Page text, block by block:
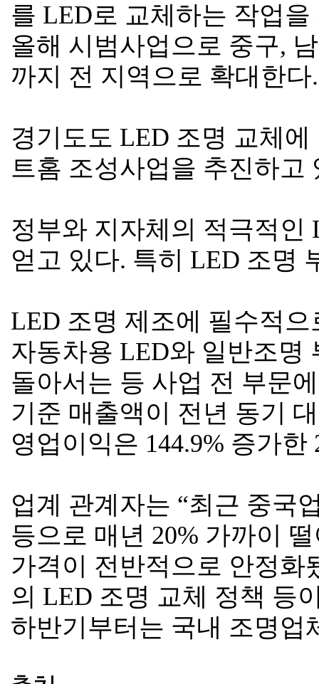
를 LED로 교체하는 작업
올해 시범사업으로 중구,
까지 전 지역으로 확대한다.
경기도도 LED 조명 교체
트홈 조성사업을 추진하고
정부와 지자체의 적극적인
얻고 있다. 특히 LED 조명
LED 조명 제조에 필수적
자동차용 LED와 일반조명
돌아서는 등 사업 전 부문
기준 매출액이 전년 동기
영업이익은 144.9% 증가
업계 관계자는 “최근 중국
등으로 매년 20% 가까이
가격이 전반적으로 안정화
의 LED 조명 교체 정책 등
하반기부터는 국내 조명업